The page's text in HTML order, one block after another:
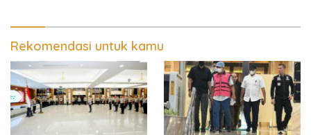
Rekomendasi untuk kamu